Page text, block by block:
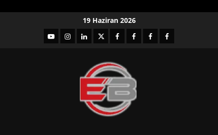
19 Haziran 2026
YouTubeInstagram
LinkedIntwitterfacebook-Facebook-
Facebook-Facebook-